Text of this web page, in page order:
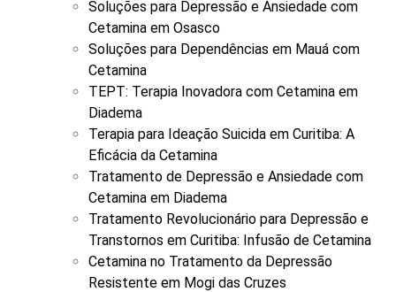
Soluções para Depressão e Ansiedade com
Cetamina em Osasco
Soluções para Dependências em Mauá com
Cetamina
TEPT: Terapia Inovadora com Cetamina em
Diadema
Terapia para Ideação Suicida em Curitiba: A
Eficácia da Cetamina
Tratamento de Depressão e Ansiedade com
Cetamina em Diadema
Tratamento Revolucionário para Depressão e
Transtornos em Curitiba: Infusão de Cetamina
Cetamina no Tratamento da Depressão
Resistente em Mogi das Cruzes